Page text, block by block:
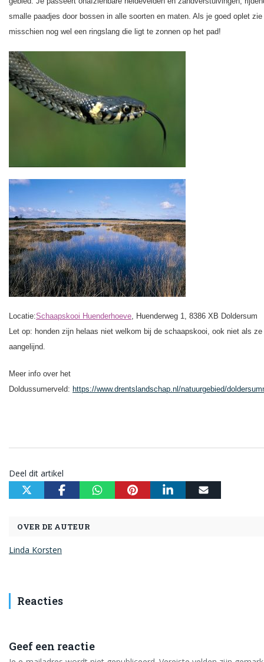
smalle paadjes door bossen in alle soorten en maten. Als je goed oplet zie
misschien nog wel een ringslang die ligt te zonnen op het pad!
Locatie:Schaapskooi Huenderhoeve , Huenderweg 1, 8386 XB Doldersum
Let op: honden zijn helaas niet welkom bij de schaapskooi, ook niet als
aangelijnd.
Meer info over het
Doldussumerveld: https://www.drentslandschap.nl/natuurgebied/
Deel dit artikel
OVER DE AUTEUR
Linda Korsten
Reacties
Geef een reactie